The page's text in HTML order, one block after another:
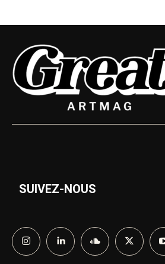
SUIVEZ-NOUS